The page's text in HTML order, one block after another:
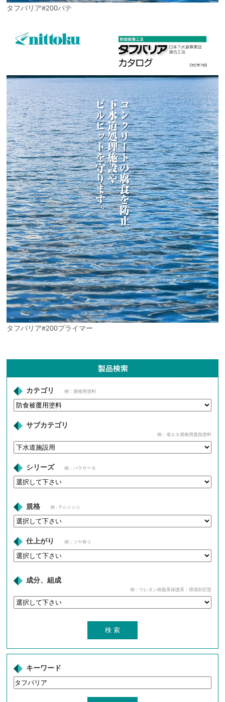
タフバリア#200パテ
タフバリア#200プライマー
カテゴリ 例：屋根用塗料
サブカテゴリ
例：省エネ屋根用遮熱塗料
シリーズ 例：パラサーモ
規格 例：F☆☆☆☆
仕上がり 例：ツヤ有り
成分、組成
例：ウレタン樹脂系保護系：環境対応型
キーワード